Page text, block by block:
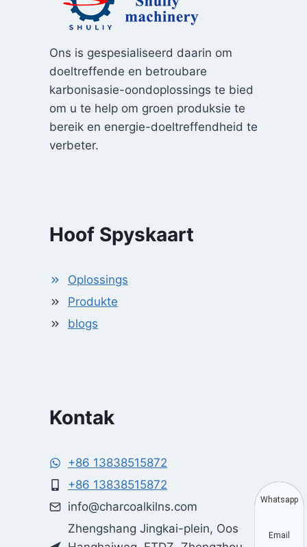
Ons is gespesialiseerd daarin om
doeltreffende en betroubare
karbonisasie-oondoplossings te bied
om u te help om groen produksie te
bereik en energie-doeltreffendheid te
verbeter.
Hoof Spyskaart
Oplossings
Produkte
blogs
Kontak
+86 13838515872
+86 13838515872
info@charcoalkilns.com
Zhengshang Jingkai-plein, Oos
Whatsapp
Email